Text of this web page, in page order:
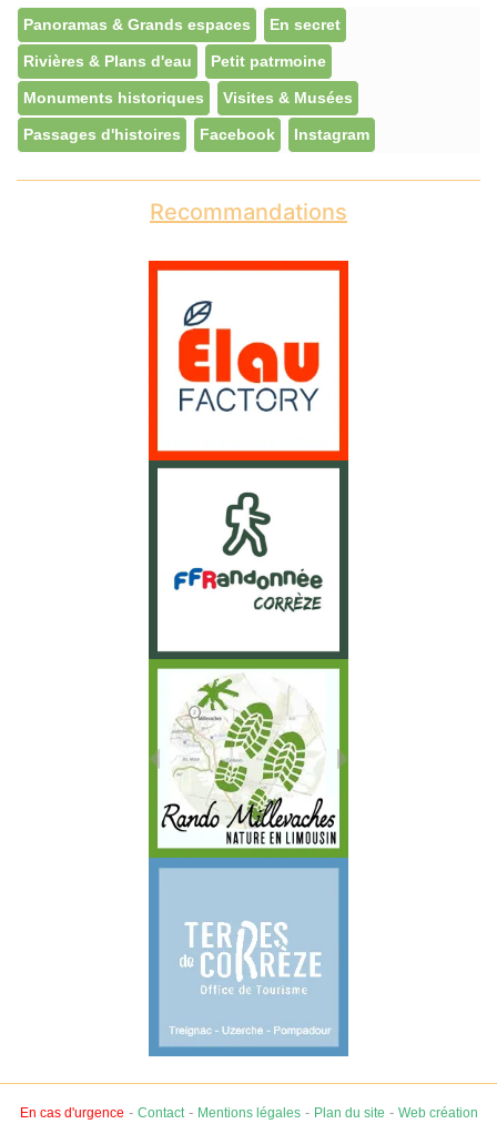
Panoramas & Grands espaces En secret
Rivières & Plans d'eau Petit patrmoine
Monuments historiques Visites & Musées
Passages d'histoires Facebook Instagram
Recommandations
En cas d'urgence - Contact- Mentions légales- Plan du site - Web création